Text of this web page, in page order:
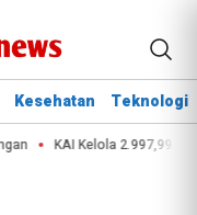
Kesehatan Teknologi
KAI Kelola 2.997,99 Ton